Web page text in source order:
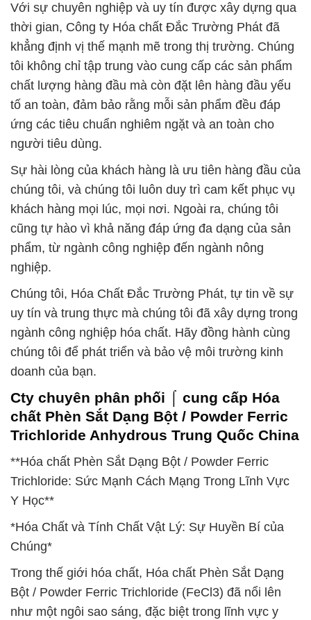
Với sự chuyên nghiệp và uy tín được xây dựng qua
thời gian, Công ty Hóa chất Đắc Trường Phát đã
khẳng định vị thế mạnh mẽ trong thị trường. Chúng
tôi không chỉ tập trung vào cung cấp các sản phẩm
chất lượng hàng đầu mà còn đặt lên hàng đầu yếu
tố an toàn, đảm bảo rằng mỗi sản phẩm đều đáp
ứng các tiêu chuẩn nghiêm ngặt và an toàn cho
người tiêu dùng.
Sự hài lòng của khách hàng là ưu tiên hàng đầu của
chúng tôi, và chúng tôi luôn duy trì cam kết phục vụ
khách hàng mọi lúc, mọi nơi. Ngoài ra, chúng tôi
cũng tự hào vì khả năng đáp ứng đa dạng của sản
phẩm, từ ngành công nghiệp đến ngành nông
nghiệp.
Chúng tôi, Hóa Chất Đắc Trường Phát, tự tin về sự
uy tín và trung thực mà chúng tôi đã xây dựng trong
ngành công nghiệp hóa chất. Hãy đồng hành cùng
chúng tôi để phát triển và bảo vệ môi trường kinh
doanh của bạn.
Cty chuyên phân phối ⌠ cung cấp Hóa
chất Phèn Sắt Dạng Bột / Powder Ferric
Trichloride Anhydrous Trung Quốc China
**Hóa chất Phèn Sắt Dạng Bột / Powder Ferric
Trichloride: Sức Mạnh Cách Mạng Trong Lĩnh Vực
Y Học**
*Hóa Chất và Tính Chất Vật Lý: Sự Huyền Bí của
Chúng*
Trong thế giới hóa chất, Hóa chất Phèn Sắt Dạng
Bột / Powder Ferric Trichloride (FeCl3) đã nổi lên
như một ngôi sao sáng, đặc biệt trong lĩnh vực y